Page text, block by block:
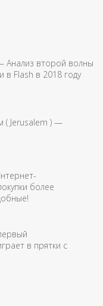
Анализ второй волны
в Flash в 2018 году
( Jerusalem ) —
более
в прятки с